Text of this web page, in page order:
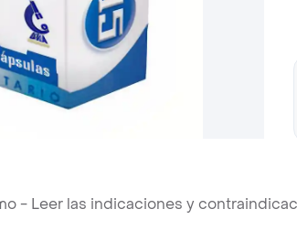
- Leer las indicaciones y